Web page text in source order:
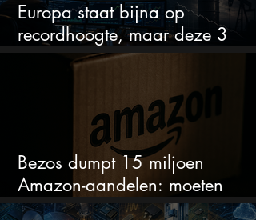
Europa staat bijna op
recordhoogte, maar deze 3
sectoren vallen nu op
Bezos dumpt 15 miljoen
Amazon-aandelen: moeten
beleggers zich zorgen maken?